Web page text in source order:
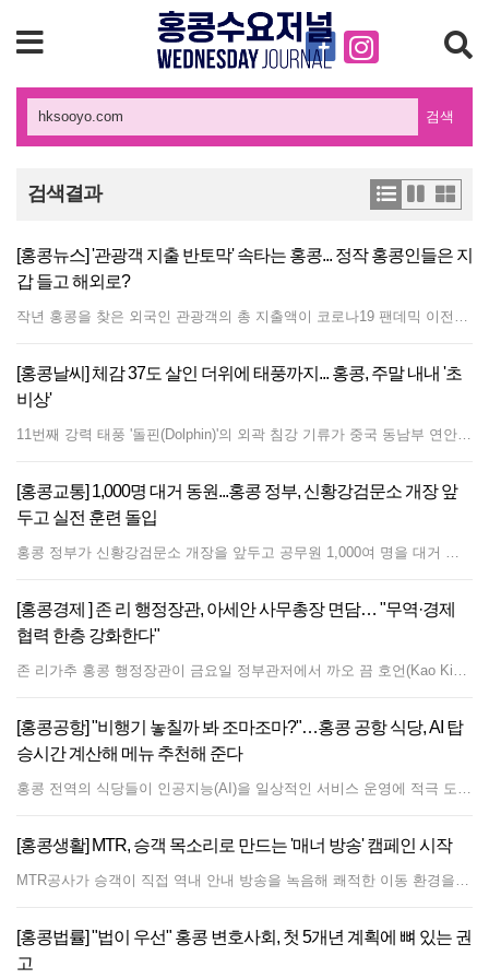
검색
검색결과
[홍콩뉴스] '관광객 지출 반토막' 속타는 홍콩... 정작 홍콩인들은 지
갑 들고 해외로?
작년 홍콩을 찾은 외국인 관광객의 총 지출액이 코로나19 팬데믹 이전인 2018년 대비 44%나 급감한 반면, 홍콩 주민들의 해외 실질 지출은 10% 증가했다. 홍콩 입법회 연구실이 발표한 자료에 따르면, 지난해 홍콩 방문객 수는 5,000만 명으로 정점을 찍었던 2018년의 약 4분의 3 수준을 회복했다. 그러나 방문객 총 지출액은 1,975억 홍콩달러(한화 약 37조 원)에 그치며 2018년 대비 44% 감소했다. 당일치기 방문객의 1인당 평균 지출은 1,139 홍콩달러(약 21만 원)로 48% 급락했고, 숙박 관광객의 평균 지출도 5,503 홍콩달러(약 102만 원)로 17% 감소했다. 페리 유박량 입법회 의원은 한 라디오 프로그램에서 관광객 지출 감소는 글로벌 트렌드의 일환이라고 설명했다. 요 의원은 "숙박 관광객의 1인당 5,000 홍콩달러 이상 지출은 여전히 비교적 견조한 수준"이라며, 경유 및 단기 체류 관광객 비율이 늘어나면서 평균 지출이 자연스럽게 낮아진 것이라고 분석했다. 또한 팬데믹 이후 여행 패턴이 단순 쇼핑 위주에서 체험 및 심층 관광으로 변화했다고 덧붙였다. 유 의원은 중국 본토 외의 해외 시장, 특히 베트남, 인도네시아, 태국 등 동남아시아 국가에서 더 많은 관광객을 유치하기 위한 노력을 강화해야 한다고 강조했다. 그는 프랑스의 달(Le French May) 행사나 카오룽 시티(Kowloon City)에서 열리는 태국 송크란 물축제 등을 예로 들며 대상별 맞춤형 행사를 개최할 것을 제안했다. 아울러 고속철도를 통해 본토를 거쳐 홍콩으로 들어오는 유입 인구가 늘어나는 만큼, 본토 도시들과 연계한 다경유 여행 상품 협력을 강화해야 한다고 조언했다. 한편, 부진한 관광객 지출은 홍콩 내수 리테일 시장에도 큰 부담을 주고 있다. 지난해 식료품 및 소비재를 포함한 실질 상품 소비는 2018년보다 25% 감소했으며, 전체 소매 판매액은 22% 떨어졌다. 특히 관광 수요 의존도가 높은 품목의 타격이 컸는데, 백화점 매출은 2018년 대비 43% 하락했고 보석·시계류는 39%, 의류·신발류는 32% 각각 감소했다.
[홍콩날씨] 체감 37도 살인 더위에 태풍까지... 홍콩, 주말 내내 '초
비상'
11번째 강력 태풍 '돌핀(Dolphin)'의 외곽 침강 기류가 중국 동남부 연안으로 밀려들면서 홍콩을 비롯한 이 지역 일대에 광범위한 무더위와 가마솥 더위가 이어지고 있다. 광둥성 내륙 지역에는 고온으로 유발된 소나기까지 내리고 있다. 이와 동시에 하이난섬(海南島) 인근의 저기압 지대가 주변 지역에 불안정한 날씨를 몰고 오고 있다. 홍콩 천문대는 열대저기압 돌핀이 저장(浙江)성과 푸젠(福建)성 북부 사이의 연안 지역을 향해 이동함에 따라, 외곽의 하강 기류 영향으로 이번 주말부터 다음 주 초까지 시 전역에 극심한 폭염이 지속될 것이라고 특별 기상 경보를 발표했다. 홍콩 일부 지역의 기온은 37°C 이상까지 치솟을 것으로 예측되며, 이러한 고온 현상은 다음 주 중반까지 이어질 전망이다. 지역 기상 예보에 따르면 홍콩은 대체로 화창한 날씨 속에 기온이 27°C에서 34°C 사이에 머물 것으로 보인다. 신계 일부 지역에는 극심한 더위가 영향을 미치겠으며, 약하거나 중간 정도의 서풍이 불면서 일과 후에 국지성 소나기와 뇌우가 발달할 것으로 예상된다. 9일 기상 예보에 따르면 열대저기압 돌핀은 향후 며칠 동안 동중국해를 거쳐 저장성과 푸젠성 북부를 향해 이동할 예정이다. 외곽 기류의 영향으로 중국 남부 지방은 대체로 화창하고 매우 뜨거운 날씨가 지속되겠으나, 낮 동안의 강한 가열 현상으로 인해 국지적으로 강한 뇌우가 발생할 수 있다. 토요일부터 홍콩은 사흘 연속으로 푹푹 지는 듯한 폭염이 찾아와, 낮 기온이 28°C에서 35°C 사이를 오르내리고 늦은 시간대에는 국지성 소나기가 내릴 것으로 보인다. 일요일은 기온이 29°C에서 36°C 분포를 보이며 이번 폭염의 최고 고비가 될 전망이며, 월요일에는 29°C에서 35°C로 기온이 소폭 하강할 것으로 예상된다. 화요일까지는 대체로 화창하고 매우 뜨거운 날씨가 이어지며 최고 기온이 34°C 안팎에 머물겠다. 이어 다음 주 중반에는 남서풍 기류가 계속 유입되면서 광둥성 연안 전역에 더운 날씨와 함께 산발적인 소나기가 이어질 것으로 전망된다.
[홍콩교통] 1,000명 대거 동원...홍콩 정부, 신황강검문소 개장 앞
두고 실전 훈련 돌입
홍콩 정부가 신황강검문소 개장을 앞두고 공무원 1,000여 명을 대거 동원해 대규모 대기 훈련을 실시한다. 크리스 탕 보안국 장관은 금요일 정부합동청사에서 취재진과 만나 오는 목요일 13일 약 1,000명의 인원이 참여하는 대규모 교통 실전 훈련을 진행할 계획이라고 발표했다. 홍콩 특별행정구 정부는 지난 7월 31일 신황강검문소(New Huanggang Port) 시설을 정식으로 인도받은 이후 다양한 규모의 점검을 단계적으로 진행해 왔다. 당국은 이번 초기 교통 시범 운영을 시작으로 검문 처리 역량을 대폭 끌어올릴 방침이다. 탕 장관은 향후 실시될 운영 시뮬레이션 훈련 규모를 최소 5,000명에서 최대 20,000명 수속 수준까지 점진적으로 확대할 것이라고 밝혔다. 아울러 모의 훈련에서 20,000명 규모의 출입국 여객 흐름을 차질 없이 처리해 낸다면, 향후 실제 국경 검문소 운영도 원활하게 이루어질 것으로 확신한다고 덧붙였다.
[홍콩경제 ] 존 리 행정장관, 아세안 사무총장 면담… "무역·경제
협력 한층 강화한다"
존 리가추 홍콩 행정장관이 금요일 정부관저에서 까오 끔 호언(Kao Kim Hourn) 동남아시아국가연합(ASEAN·아세안) 사무총장을 만나 홍콩과 아세안 회원국 간의 협력 확대 방안을 논의했다. 이 외교 회담에는 알제논 야우(Algernon Yau) 상경발전국 장관도 참석했다. 경제적 파트너십 및 전략적 확장 강조 회담 자리에서 리 행정장관은 방문단을 환영하며 홍콩과 아세안 간의 깊은 상업적 관계를 강조했다. 아세안은 2010년부터 홍콩의 제2대 무역 파트너 자리를 유지해 오고 있다. 리 행정장관은 홍콩특별행정구 정부가 글로벌 금융, 해운, 무역 중심지로서 기존에 확립된 강점을 바탕으로 국제 혁신·기술 및 인재 허브로서의 발전을 가속화하기 위해 첫번째 '5개년 계획'을 적극적으로 수립 중이라고 밝혔다. 그는 상호 경제 성장을 견인하기 위해 금융 서비스, 물류, 기술 분야 전반에 걸쳐 지역 협력을 강화하겠다는 홍콩의 의지를 재확인했다. 글로벌 비즈니스를 위한 '슈퍼 커넥터' 역할 수행 '일국양제' 체제 아래 홍콩이 갖는 전략적 위치를 언급하며, 리 행정장관은 일대일로 이니셔티브를 위한 기능적 플랫폼으로서 홍콩이 가진 독특한 역할을 강조했다. 그는 홍콩이 아세안 기업들이 고품질의 전문 서비스를 활용해 사업을 확장할 수 있도록 돕는 '슈퍼 커넥터(Super Connector)'이자 '슈퍼 가치창출자' 역할을 한다고 설명했다. 정부는 '본토 기업 해외 진출 지원 전담반'과 같은 이니셔티브를 통해 중국 본토와 동남아시아 간의 양방향 무역 및 투자 흐름을 지속적으로 촉진하고 있다. 이러한 양자 관계를 더욱 강화하기 위해 홍콩은 지난해 말레이시아 쿠알라룸푸르에 아세안 지역 내 네 번째 경제무역사무소를 설립했다. 회담을 마치며 리 행정장관은 홍콩의 역내포괄적경제동반자협정(RCEPT) 조기 가입에 대한 이해관계자들의 지지를 확보하기 위해 아세안 사무국과 지속적이고 긴밀하게 소통하기를 원한다고 밝혔다.
[홍콩공항] "비행기 놓칠까 봐 조마조마?"…홍콩 공항 식당, AI 탑
승시간 계산해 메뉴 추천해 준다
홍콩 전역의 식당들이 인공지능(AI)을 일상적인 서비스 운영에 적극 도입하고 있다. 최근 홍콩 국제공항 내 식당들은 전 세계 승객들의 이용 편의를 높이기 위해 현지 기술 기업이 개발한 AI 기반 주문 및 안내 시스템을 도입했다. 새롭게 배치된 이 지능형 시스템은 광둥어, 보통화, 영어를 유연하게 구사하며 광범위한 다국어 지원 서비스를 제공한다. 공항을 이용하는 다양한 이용객 층의 특성에 맞춰 설계된 이 시스템은 일반적인 디지털 메뉴판 기능을 넘어, 승객과의 상호작용을 통해 음식 선택을 안내하고 세부 식재료 성분까지 상세히 설명해 준다. 현지에서 개발된 이 소프트웨어의 가장 큰 특징은 탑승 전 여행객들의 시간 관리를 도와준다는 점이다. AI 시스템은 승객의 예정된 항공기 출발 시간과 주문한 음식의 조리 시간을 비교·평가하여, 승객이 탑승 전 여유롭게 식사를 마칠 수 있는 충분한 시간이 있는지를 직접 조언해 준다. 실시간 식사 여건과 항공편 운항 일정을 연계함으로써, 이 기술은 여행객들의 환승 불안감을 줄이고 공항 내 전반적인 식사 경험의 질을 향상시키는 것을 목표로 하고 있다.
[홍콩생활] MTR, 승객 목소리로 만드는 '매너 방송' 캠페인 시작
MTR공사가 승객이 직접 역내 안내 방송을 녹음해 쾌적한 이동 환경을 조성하는 '함께 지키는 매너 탑승(Let's Ride with Care)' 캠페인을 공식 개시했다. 캠페인 시작을 위해 MTR은 유명 현지 아티스트이자 라디오 DJ인 티모시 정(Timothy Cheng 鄭子誠)과 협업하여 철도 네트워크 전반에 밝은 분위기의 에티켓 안내 방송을 송출하고 있다. '하차 승객 우선'이 여전히 승객들의 최우선 에티켓 온라인 설문조사와 역내 인터뷰를 통해 1,000명 이상의 통근자를 대상으로 실시한 MTR공사의 연례 승객 에티켓 조사에 따르면, 승차 전 내리는 승객을 먼저 비켜주는 것이 가장 중요한 열차 예절로 꼽혔다. 이 행동은 수년 연속 1위를 차지했으며, 응답자의 20% 가까이가 가장 중요한 매너로 평가했고, 소음 줄이기가 10% 이상으로 그 뒤를 이었다. MTR공사는 승객들의 습관 변화에 따라 교육의 초점도 진화했다고 밝혔다. 과거 승객 불만은 혼잡한 열차 안에서 신문을 넓게 펼쳐 읽는 행동에 집중되었던 반면, 스마트폰이 보편화된 현재는 타인에게 피해를 주지 않도록 영상 시청이나 음성 메시지 청취 시 전화 볼륨을 낮추거나 이어폰을 사용하도록 안내하는 데 중점을 두고 있다. 조사에 따르면 이러한 노력은 매우 효과적인 것으로 나타났으며, 응답자의 80% 이상이 이전 캠페인을 통해 휴대폰 볼륨을 줄이고 필요한 사람에게 자리를 양보해야 함을 성공적으로 떠올렸다고 답했다. 이러한 현대적 트렌드에 발맞추어 MTR공사는 역과 객차 전반에 6가지 핵심 승객 행동을 홍보하는 새 포스터를 게시했다. 신규 부스에서 역내 방송 녹음 이벤트 참여 가능 공공 참여를 높이기 위해 MTR은 향후 3주간 참여형 음성 녹음 이벤트를 선보인다. '매너 방송국(Courtesy Broadcast Station)'은 금요일과 토요일 오전 10시부터 오후 4시까지 3개 주요 MTR 역에 설치된다. 녹음 부스는 8월 7일과 8일 애드미럴티 역 D 및 F 출구 근처 L1 콘코스에서 이용할 수 있다. 다음 주 8월 14일과 15일에는 샤틴 역 A3 출구 근처 콘코스로 이동한다. 마지막으로 8월 21일과 22일에는 정관오 역 A1과 A2 출구 사이 콘코스에 설치된다. 일반 시민들은 광둥어, 보통화(중국어 표준어), 또는 영어로 창의적인 매너 안내 방송을 직접 녹음할 수 있다. 모든 참가자에게는 한정판 MTR 기념품이 증정되며, 심사위원단이 가장 창의적이고 흥미로운 녹음 25건을 선정해 MTR 전체 네트워크에 송출할 예정이다. 행사의 흥미를 더하기 위해 홍보 영상의 주인공인 아티스트 티모시 정이 직접 매끄럽고 예의 바른 안내 방송 전달법을 시연했다. 티모시 정은 특유의 라디오 DJ 목소리와 유행어를 조합해 따뜻한 안내 멘트를 녹음했으며, 이는 현재 홍콩 전역의 역에서 재생되고 있다.
[홍콩법률] "법이 우선" 홍콩 변호사회, 첫 5개년 계획에 뼈 있는 권
고